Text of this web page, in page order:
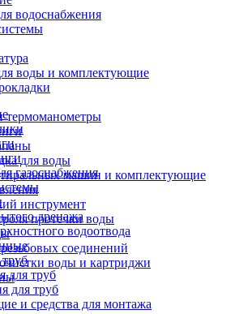
водоснабжения
воды и комплектующие
термоманометры
для воды
машин и комплектующие
инструмент
протечки воды
соединений
воды и картриджи
газоснабжения
дренажа
водоотвода
для труб
для труб
и средства для монтажа